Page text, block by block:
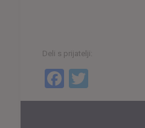
Deli s prijatelji:
Facebook